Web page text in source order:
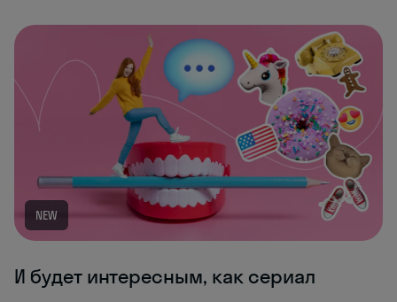
NEW
И будет интересным, как сериал